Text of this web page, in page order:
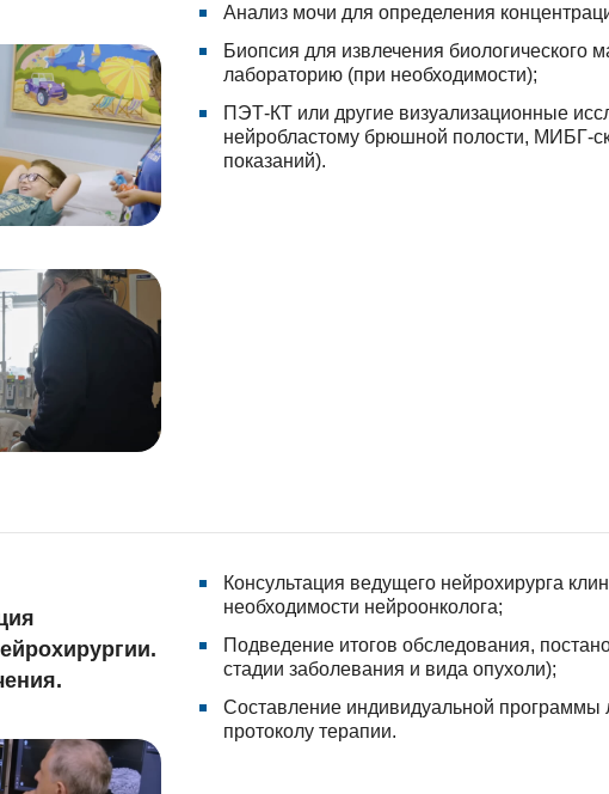
Анализ мочи для определения
Биопсия для извлечения биологического
лабораторию (при необходимости);
ПЭТ-КТ или другие визуализационные
нейробластому брюшной полости, МИБГ-
показаний).
Консультация ведущего нейрохирурга
необходимости нейроонколога;
Подведение итогов обследования,
стадии заболевания и вида опухоли);
Составление индивидуальной программы
протоколу терапии.